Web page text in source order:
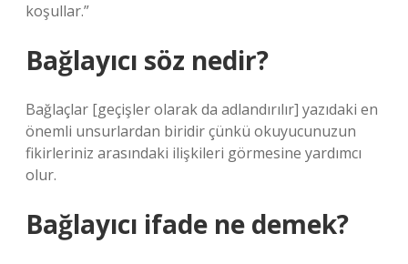
koşullar.”
Bağlayıcı söz nedir?
Bağlaçlar [geçişler olarak da adlandırılır] yazıdaki en
önemli unsurlardan biridir çünkü okuyucunuzun
fikirleriniz arasındaki ilişkileri görmesine yardımcı
olur.
Bağlayıcı ifade ne demek?